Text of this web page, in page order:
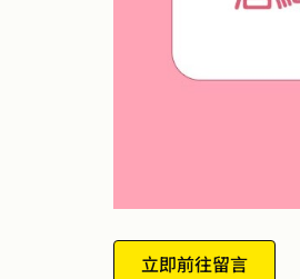
立即前往留言